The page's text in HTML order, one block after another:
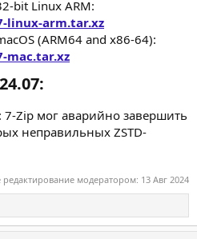
bit Linux ARM:
linux-arm.tar.xz
(ARM64 and x86-64):
mac.tar.xz
Zip мог аварийно завершить
неправильных ZSTD-
редактирование модератором: 13 Авг 2024